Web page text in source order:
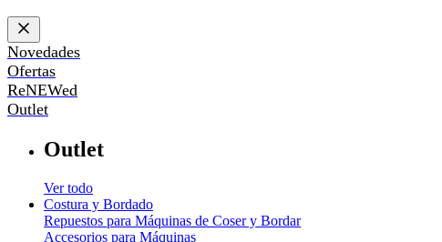
Novedades
Ofertas
ReNEWed
Outlet
Outlet
Ver todo
Costura y Bordado
Repuestos para Máquinas de Coser y Bordar
Accesorios para Máquinas